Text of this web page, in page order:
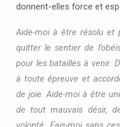
donnent-elles force et
Aide-moi à être résolu et
quitter le sentier de
pour les batailles à venir.
à toute épreuve et
de joie. Aide-moi à être
de tout mauvais désir,